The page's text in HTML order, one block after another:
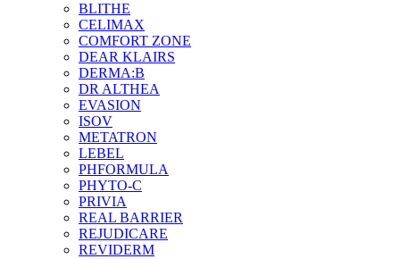
BLITHE
CELIMAX
COMFORT ZONE
DEAR KLAIRS
DERMA:B
DR ALTHEA
EVASION
ISOV
METATRON
LEBEL
PHFORMULA
PHYTO-C
PRIVIA
REAL BARRIER
REJUDICARE
REVIDERM